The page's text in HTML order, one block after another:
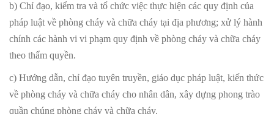
b) Chỉ đạo, kiểm tra và tổ chức việc thực hiện các quy định của
pháp luật về phòng cháy và chữa cháy tại địa phương; xử lý hành
chính các hành vi vi phạm quy định về phòng cháy và chữa cháy
theo thẩm quyền.
c) Hướng dẫn, chỉ đạo tuyên truyền, giáo dục pháp luật, kiến thức
về phòng cháy và chữa cháy cho nhân dân, xây dựng phong trào
quần chúng phòng cháy và chữa cháy.